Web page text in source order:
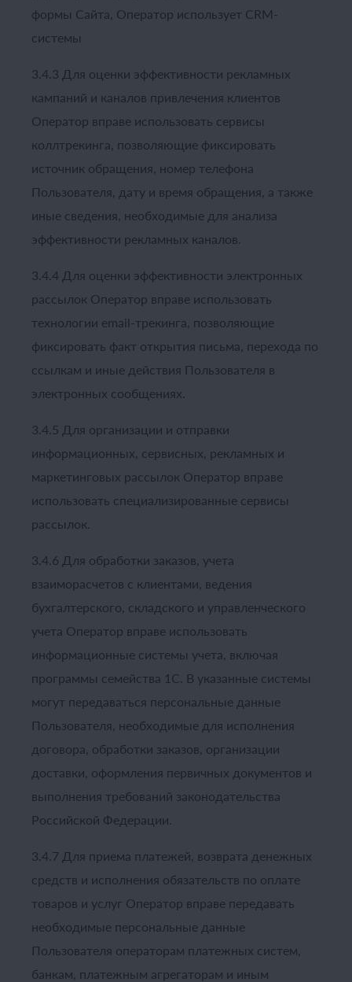
формы Сайта, Оператор использует CRM-
системы
3.4.3 Для оценки эффективности рекламных
кампаний и каналов привлечения клиентов
Оператор вправе использовать сервисы
коллтрекинга, позволяющие фиксировать
источник обращения, номер телефона
Пользователя, дату и время обращения, а также
иные сведения, необходимые для анализа
эффективности рекламных каналов.
3.4.4 Для оценки эффективности электронных
рассылок Оператор вправе использовать
технологии email-трекинга, позволяющие
фиксировать факт открытия письма, перехода по
ссылкам и иные действия Пользователя в
электронных сообщениях.
3.4.5 Для организации и отправки
информационных, сервисных, рекламных и
маркетинговых рассылок Оператор вправе
использовать специализированные сервисы
рассылок.
3.4.6 Для обработки заказов, учета
взаиморасчетов с клиентами, ведения
бухгалтерского, складского и управленческого
учета Оператор вправе использовать
информационные системы учета, включая
программы семейства 1С. В указанные системы
могут передаваться персональные данные
Пользователя, необходимые для исполнения
договора, обработки заказов, организации
доставки, оформления первичных документов и
выполнения требований законодательства
Российской Федерации.
3.4.7 Для приема платежей, возврата денежных
средств и исполнения обязательств по оплате
товаров и услуг Оператор вправе передавать
необходимые персональные данные
Пользователя операторам платежных систем,
банкам, платежным агрегаторам и иным